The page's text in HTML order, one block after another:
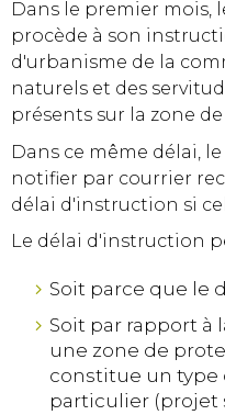
Dans le premier mois,
procède à son
d'urbanisme de la
naturels et des
présents sur la zone de
Dans ce même délai,
notifier par courrier
délai d'instruction si
Le délai d'instruction
Soit parce que le
Soit par rapport à
une zone de
constitue un
particulier (projet